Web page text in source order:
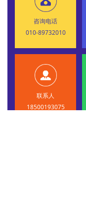
咨询电话
010-89732010
联系人
18500193075